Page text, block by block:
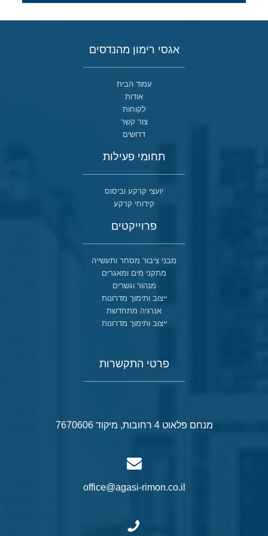
אגסי רימון מהנדסים
עמוד הבית
אודות
לקוחות
צור קשר
דרושים
תחומי פעילות
יועצי קרקע וביסוס
קידוחי קרקע
פרוייקטים
מבני ציבור מסחר ותעשייה
מתקני מים ומאגרים
מנהור וגשרים
ייצוב ותימוך מדרונות
אנרגיה מתחדשת
ייצוב ותימוך מדרונות
פרטי התקשרות
מנחם פלאוט 4 רחובות, מיקוד 7670606
office@agasi-rimon.co.il